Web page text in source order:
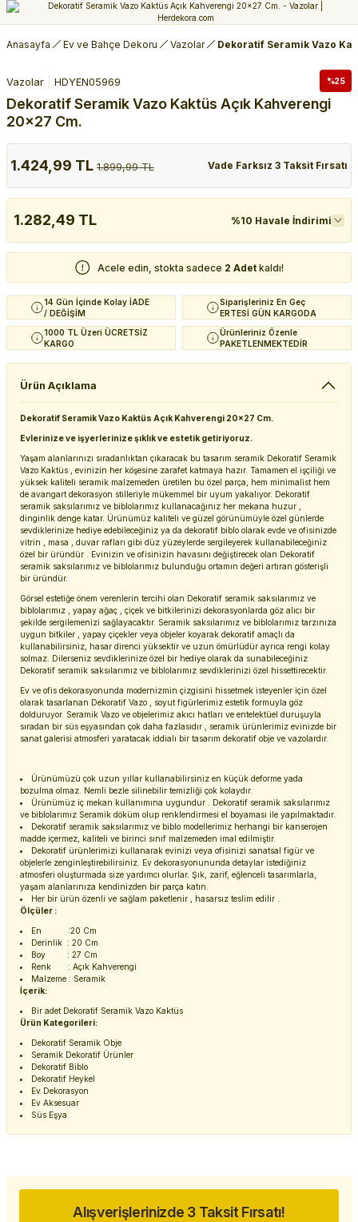
Anasayfa Ev ve Bahçe Dekoru Vazolar Dekoratif Seramik Vazo
%25
Vazolar HDYEN05969
Dekoratif Seramik Vazo Kaktüs Açık Kahverengi
20x27 Cm.
1.424,99 TL 1.899,99 TL Vade Farksız 3 Taksit Fırsatı
1.282,49 TL %10 Havale İndirimi
Acele edin, stokta sadece 2 Adet kaldı!
14 Gün İçinde Kolay İADE
/ DEĞİŞİM
Siparişleriniz En Geç
ERTESİ GÜN KARGODA
1000 TL Üzeri ÜCRETSİZ
KARGO
Ürünleriniz Özenle
PAKETLENMEKTEDİR
Ürün Açıklama
Dekoratif Seramik Vazo Kaktüs Açık Kahverengi 20x27 Cm.
Evlerinize ve işyerlerinize şıklık ve estetik getiriyoruz.
Yaşam alanlarınızı sıradanlıktan çıkaracak bu tasarım seramik Dekoratif Seramik
Vazo Kaktüs , evinizin her köşesine zarafet katmaya hazır. Tamamen el işçiliği ve
yüksek kaliteli seramik malzemeden üretilen bu özel parça, hem minimalist hem
de avangart dekorasyon stilleriyle mükemmel bir uyum yakalıyor. Dekoratif
seramik saksılarımız ve biblolarımız kullanacağınız her mekana huzur ,
dinginlik denge katar. Ürünümüz kaliteli ve güzel görünümüyle özel günlerde
sevdiklerinize hediye edebileceğiniz ya da dekoratif biblo olarak evde ve ofisinizde
vitrin , masa , duvar rafları gibi düz yüzeylerde sergileyerek kullanabileceğiniz
özel bir üründür . Evinizin ve ofisinizin havasını değiştirecek olan Dekoratif
seramik saksılarımız ve biblolarımız bulunduğu ortamın değeri artıran gösterişli
bir üründür.
Görsel estetiğe önem verenlerin tercihi olan Dekoratif seramik saksılarımız ve
biblolarımız , yapay ağaç , çiçek ve bitkilerinizi dekorasyonlarda göz alıcı bir
şekilde sergilemenizi sağlayacaktır. Seramik saksılarımız ve biblolarımız tarzınıza
uygun bitkiler , yapay çiçekler veya objeler koyarak dekoratif amaçlı da
kullanabilirsiniz, hasar direnci yüksektir ve uzun ömürlüdür ayrıca rengi kolay
solmaz. Dilerseniz sevdiklerinize özel bir hediye olarak da sunabileceğiniz
Dekoratif seramik saksılarımız ve biblolarımız sevdiklerinizi özel hissettirecektir.
Ev ve ofis dekorasyonunda modernizmin çizgisini hissetmek isteyenler için özel
olarak tasarlanan Dekoratif Vazo , soyut figürlerimiz estetik formuyla göz
dolduruyor. Seramik Vazo ve objelerimiz akıcı hatları ve entelektüel duruşuyla
sıradan bir süs eşyasından çok daha fazlasıdır , seramik ürünlerimiz evinizde bir
sanat galerisi atmosferi yaratacak iddialı bir tasarım dekoratif obje ve vazolardır.
Ürünümüzü çok uzun yıllar kullanabilirsiniz en küçük deforme yada
bozulma olmaz. Nemli bezle silinebilir temizliği çok kolaydır.
Ürünümüz iç mekan kullanımına uygundur . Dekoratif seramik saksılarımız
ve biblolarımız Seramik döküm olup renklendirmesi el boyaması ile yapılmaktadır.
Dekoratif seramik saksılarımız ve biblo modellerimiz herhangi bir kanserojen
madde içermez, kaliteli ve birinci sınıf malzemeden imal edilmiştir.
Dekoratif ürünlerimizi kullanarak evinizi veya ofisinizi sanatsal figür ve
objelerle zenginleştirebilirsiniz. Ev dekorasyonununda detaylar istediğiniz
atmosferi oluşturmada size yardımcı olurlar. Şık, zarif, eğlenceli tasarımlarla,
yaşam alanlarınıza kendinizden bir parça katın.
Her bir ürün özenli ve sağlam paketlenir , hasarsız teslim edilir .
Ölçüler :
En :20 Cm
Derinlik : 20 Cm
Boy : 27 Cm
Renk : Açık Kahverengi
Malzeme : Seramik
İçerik:
Bir adet Dekoratif Seramik Vazo Kaktüs
Ürün Kategorileri:
Dekoratif Seramik Obje
Seramik Dekoratif Ürünler
Dekoratif Biblo
Dekoratif Heykel
Ev Dekorasyon
Ev Aksesuar
Süs Eşya
Alışverişlerinizde 3 Taksit Fırsatı!